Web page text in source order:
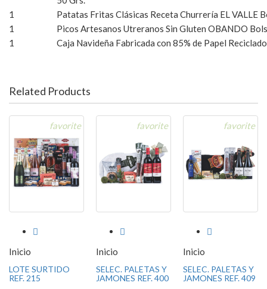
1
Patatas Fritas Clásicas Receta Churrería EL VALLE
1
Picos Artesanos Utreranos Sin Gluten OBANDO
1
Caja Navideña Fabricada con 85% de Papel
Related Products

Inicio
LOTE SURTIDO
REF. 215
favorite

Inicio
SELEC. PALETAS Y
JAMONES REF. 400
favorite

Inicio
SELEC. PALETAS Y
JAMONES REF. 409
favorite